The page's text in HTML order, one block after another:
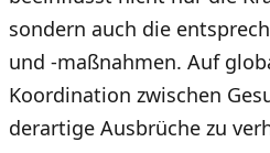
sondern auch die
und -maßnahmen. Auf
Koordination zwischen
derartige Ausbrüche zu